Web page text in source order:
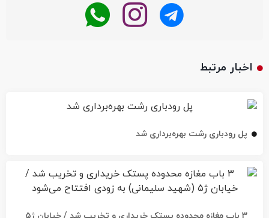
پل رودباری رشت بهره‌برداری شد